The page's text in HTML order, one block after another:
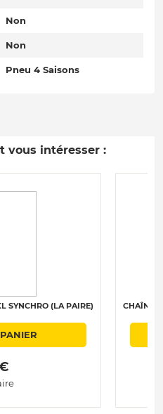
Non
Non
Pneu 4 Saisons
vous intéresser :
SYNCHRO (LA PAIRE) CHAÎNES